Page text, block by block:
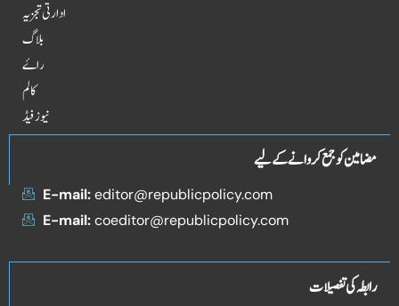
ادارتی تجزیہ
بلاگ
راۓ
کالم
نیوز فیڈ
مضامین کو جمع کروانے کے لیے
E-mail:editor@republicpolicy.com
E-mail:coeditor@republicpolicy.com
رابطہ کی تفصیلات